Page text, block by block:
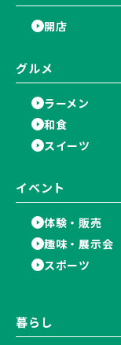
開店
グルメ
ラーメン
和食
スイーツ
イベント
体験・販売
趣味・展示会
スポーツ
暮らし